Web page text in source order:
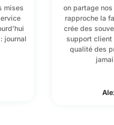
mises
journal
on partage
rapproche la
crée des
support client
qualité des